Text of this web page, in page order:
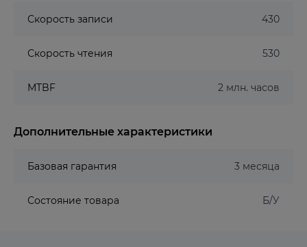
Скорость записи 430
Скорость чтения 530
MTBF 2 млн. часов
Дополнительные характеристики
Базовая гарантия 3 месяца
Состояние товара Б/У